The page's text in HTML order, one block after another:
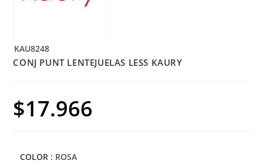
KAU8248
CONJ PUNT LENTEJUELAS LESS KAURY
$17.966
COLOR : ROSA